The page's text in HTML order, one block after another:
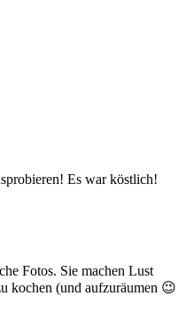
Es war köstlich!
Fotos. Sie machen Lust
kochen (und aufzuräumen 😉